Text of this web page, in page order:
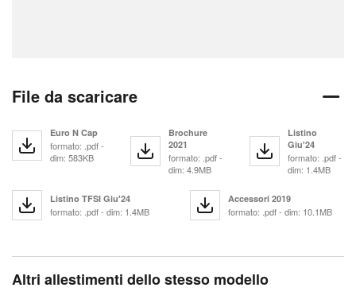
File da scaricare
Euro N Cap
formato: .pdf -
dim: 583KB
Brochure
2021
formato: .pdf -
dim: 4.9MB
Listino
Giu'24
formato: .pdf -
dim: 1.4MB
Listino TFSI Giu'24
formato: .pdf - dim: 1.4MB
Accessori 2019
formato: .pdf - dim: 10.1MB
Altri allestimenti dello stesso modello